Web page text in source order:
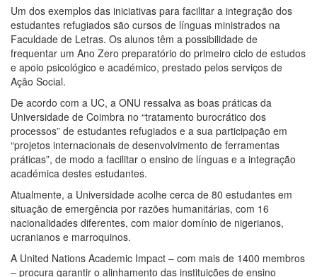
Um dos exemplos das iniciativas para facilitar a integração dos
estudantes refugiados são cursos de línguas ministrados na
Faculdade de Letras. Os alunos têm a possibilidade de
frequentar um Ano Zero preparatório do primeiro ciclo de estudos
e apoio psicológico e académico, prestado pelos serviços de
Ação Social.
De acordo com a UC, a ONU ressalva as boas práticas da
Universidade de Coimbra no “tratamento burocrático dos
processos” de estudantes refugiados e a sua participação em
“projetos internacionais de desenvolvimento de ferramentas
práticas”, de modo a facilitar o ensino de línguas e a integração
académica destes estudantes.
Atualmente, a Universidade acolhe cerca de 80 estudantes em
situação de emergência por razões humanitárias, com 16
nacionalidades diferentes, com maior domínio de nigerianos,
ucranianos e marroquinos.
A United Nations Academic Impact – com mais de 1400 membros
– procura garantir o alinhamento das instituições de ensino